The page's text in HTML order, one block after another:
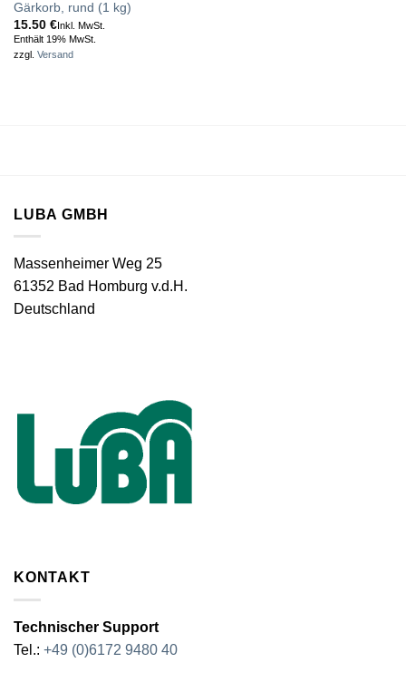
Gärkorb, rund (1 kg)
15.50 €Inkl. MwSt.
Enthält 19% MwSt.
zzgl. Versand
LUBA GMBH
Massenheimer Weg 25
61352 Bad Homburg v.d.H.
Deutschland
KONTAKT
Technischer Support
Tel.: +49 (0)6172 9480 40